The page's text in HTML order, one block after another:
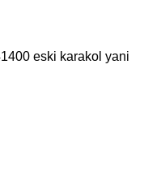
eski karakol yani